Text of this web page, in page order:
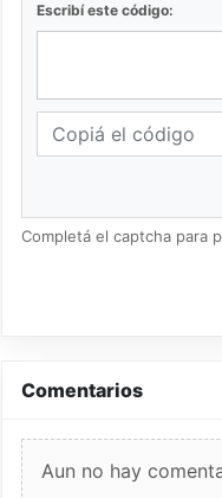
Escribí este código:
Completá el captcha para
Comentarios
Aun no hay